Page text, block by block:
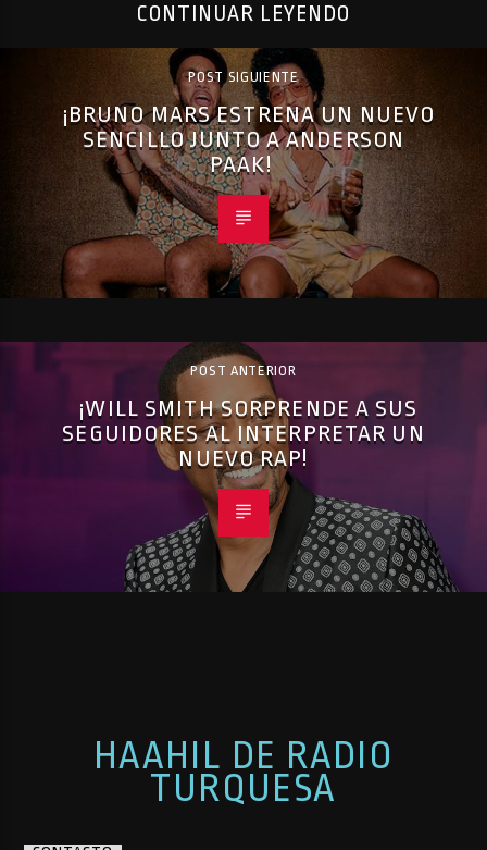
CONTINUAR LEYENDO
POST SIGUIENTE
¡BRUNO MARS ESTRENA UN NUEVO
SENCILLO JUNTO A ANDERSON
PAAK!
POST ANTERIOR
¡WILL SMITH SORPRENDE A SUS
SEGUIDORES AL INTERPRETAR UN
NUEVO RAP!
HAAHIL DE RADIO
TURQUESA